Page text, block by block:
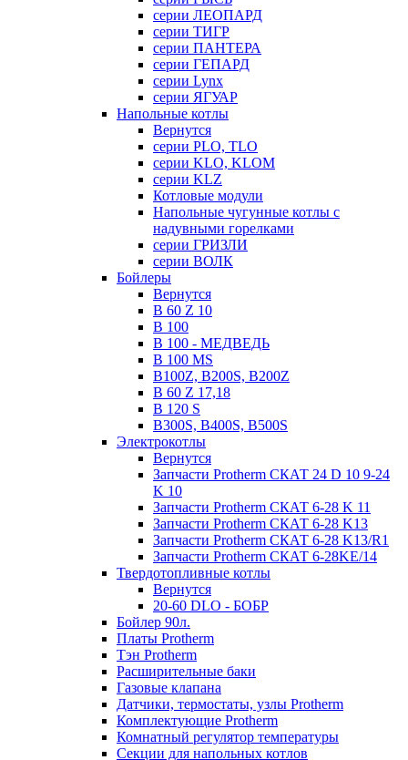
серии ЛЕОПАРД
серии ТИГР
серии ПАНТЕРА
серии ГЕПАРД
серии Lynx
серии ЯГУАР
Напольные котлы
Вернутся
серии PLO, TLO
серии KLO, KLOM
серии KLZ
Котловые модули
Напольные чугунные котлы с
надувными горелками
серии ГРИЗЛИ
серии ВОЛК
Бойлеры
Вернутся
B 60 Z 10
B 100
B 100 - МЕДВЕДЬ
B 100 MS
B100Z, B200S, B200Z
B 60 Z 17,18
B 120 S
B300S, B400S, B500S
Электрокотлы
Вернутся
Запчасти Protherm СКАТ 24 D 10 9-24
K 10
Запчасти Protherm СКАТ 6-28 K 11
Запчасти Protherm СКАТ 6-28 K13
Запчасти Protherm СКАТ 6-28 K13/R1
Запчасти Protherm СКАТ 6-28KE/14
Твердотопливные котлы
Вернутся
20-60 DLO - БОБР
Бойлер 90л.
Платы Protherm
Тэн Protherm
Расширительные баки
Газовые клапана
Датчики, термостаты, узлы Protherm
Комплектующие Protherm
Комнатный регулятор температуры
Секции для напольных котлов